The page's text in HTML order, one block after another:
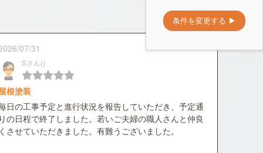
07/31
Sさん()
根塗装
日の工事予定と進行状況を報告していただき、予定通
の日程で終了しました。若いご夫婦の職人さんと仲良
させていただきました。有難うございました。